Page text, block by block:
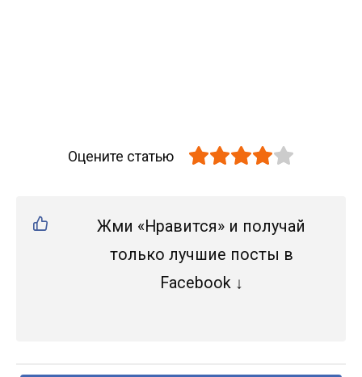
Оцените статью
Жми «Нравится» и получай
только лучшие посты в
Facebook ↓